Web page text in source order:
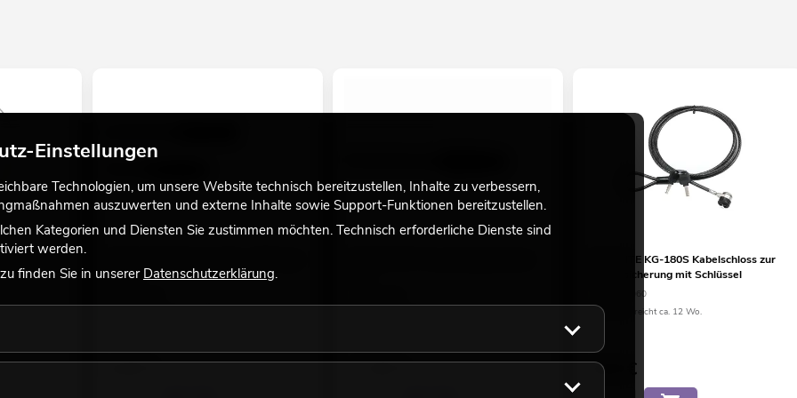
Gala/Events; Verleiher; Video- und Fotografie
laminiert
1m sw
9,90€ 17,90€
EUROLITE KG-180S Kabelschloss zur
Gerätesicherung mit Schlüssel
No. 58010060
Bestand reicht ca. 12 Wo.
9,90 €
Einstellungen
Technologien, um unsere Website technisch bereitzustellen, Inhalte zu verbessern,
auszuwerten und externe Inhalte sowie Support-Funktionen bereitzustellen.
Kategorien und Diensten Sie zustimmen möchten. Technisch erforderliche Dienste sind
werden.
finden Sie in unserer Datenschutzerklärung.